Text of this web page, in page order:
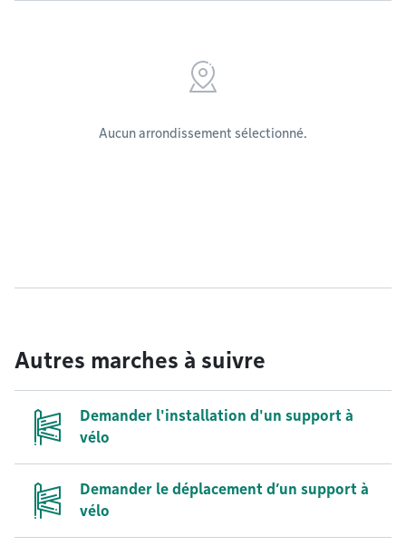
Aucun arrondissement sélectionné.
Autres marches à suivre
Demander l'installation d'un support à
vélo
Demander le déplacement d’un support à
vélo